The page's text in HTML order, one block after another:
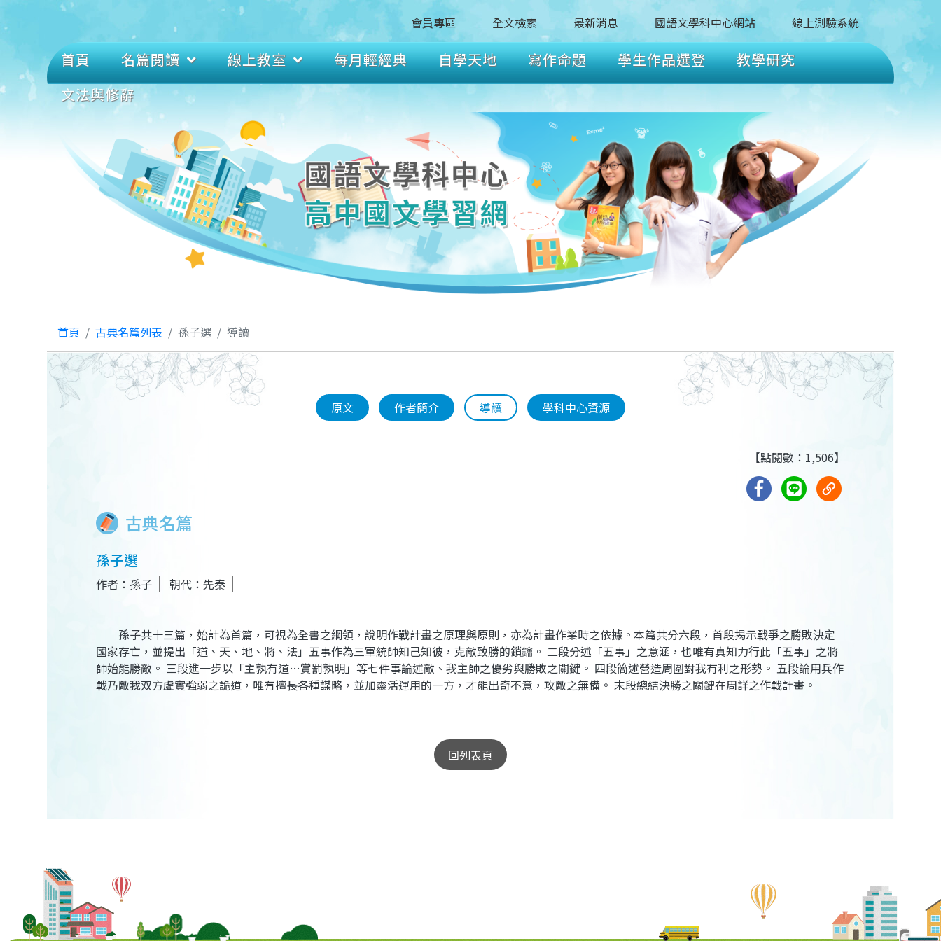
會員專區 全文檢索 最新消息 國語文學科中心網站 線上測驗系統
首頁 名篇閱讀 線上教室 每月輕經典 自學天地 寫作命題 學生作品選登
教學研究
文法與修辭
首頁 古典名篇列表 孫子選 導讀
原文 作者簡介 導讀 學科中心資源
【點閱數：1,506】
古典名篇
孫子選
作者：孫子 朝代：先秦
孫子共十三篇，始計為首篇，可視為全書之綱領，說明作戰計畫之原理與原則，亦為計畫作業時之依據。本篇共分六段，首段揭示戰爭之勝敗決定
國家存亡，並提出「道、天、地、將、法」五事作為三軍統帥知己知彼，克敵致勝的鎖鑰。 二段分述「五事」之意涵，也唯有真知力行此「五事」之將
帥始能勝敵。 三段進一步以「主孰有道…賞罰孰明」等七件事論述敵、我主帥之優劣與勝敗之關鍵。 四段簡述營造周圍對我有利之形勢。 五段論用兵作
戰乃敵我双方虛實強弱之詭道，唯有擅長各種謀略，並加靈活運用的一方，才能出奇不意，攻敵之無備。 末段總結決勝之關鍵在周詳之作戰計畫。
回列表頁